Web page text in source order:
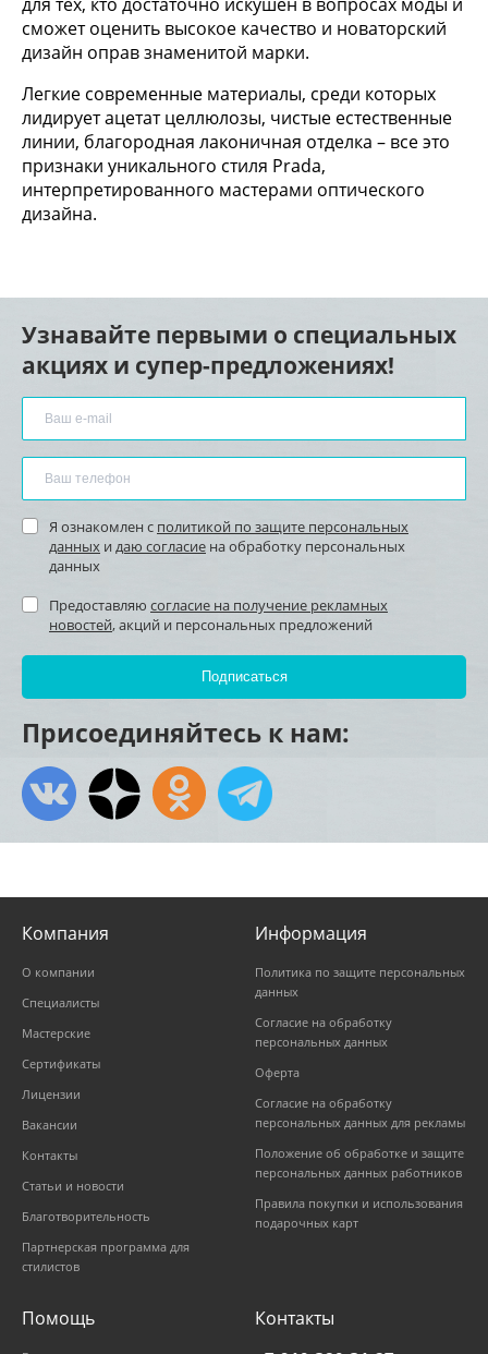
сможет оценить высокое качество и новаторский
дизайн оправ знаменитой марки.
Легкие современные материалы, среди которых
лидирует ацетат целлюлозы, чистые естественные
линии, благородная лаконичная отделка – все это
признаки уникального стиля Prada,
интерпретированного мастерами оптического
дизайна.
Узнавайте первыми о специальных
акциях и супер-предложениях!
Я ознакомлен с политикой по защите персональных
данных и даю согласие на обработку персональных
данных
Предоставляю согласие на получение рекламных
новостей, акций и персональных предложений
Присоединяйтесь к нам:
Компания
О компании
Специалисты
Мастерские
Сертификаты
Лицензии
Вакансии
Контакты
Статьи и новости
Благотворительность
Партнерская программа для
стилистов
Информация
Политика по защите персональных
данных
Согласие на обработку
персональных данных
Оферта
Согласие на обработку
персональных данных для рекламы
Положение об обработке и защите
персональных данных работников
Правила покупки и использования
подарочных карт
Помощь Контакты